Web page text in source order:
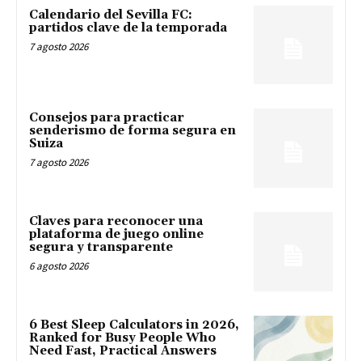
Calendario del Sevilla FC:
partidos clave de la temporada
7 agosto 2026
Consejos para practicar
senderismo de forma segura en
Suiza
7 agosto 2026
Claves para reconocer una
plataforma de juego online
segura y transparente
6 agosto 2026
6 Best Sleep Calculators in 2026,
Ranked for Busy People Who
Need Fast, Practical Answers